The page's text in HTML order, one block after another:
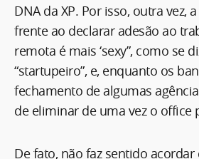
DNA da XP. Por isso, outra vez,
frente ao declarar adesão ao
remota é mais ‘sexy”, como se
“startupeiro”, e, enquanto os
fechamento de algumas
de eliminar de uma vez o office
De fato, não faz sentido acordar